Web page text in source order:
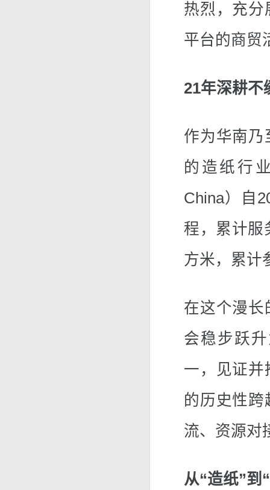
热烈，充分
平台的商贸
21年深耕不
作为华南乃
的造纸行
China）自
程，累计服
方米，累计
在这个漫长
会稳步跃
一，见证并
的历史性
流、资源对
从“造纸”到